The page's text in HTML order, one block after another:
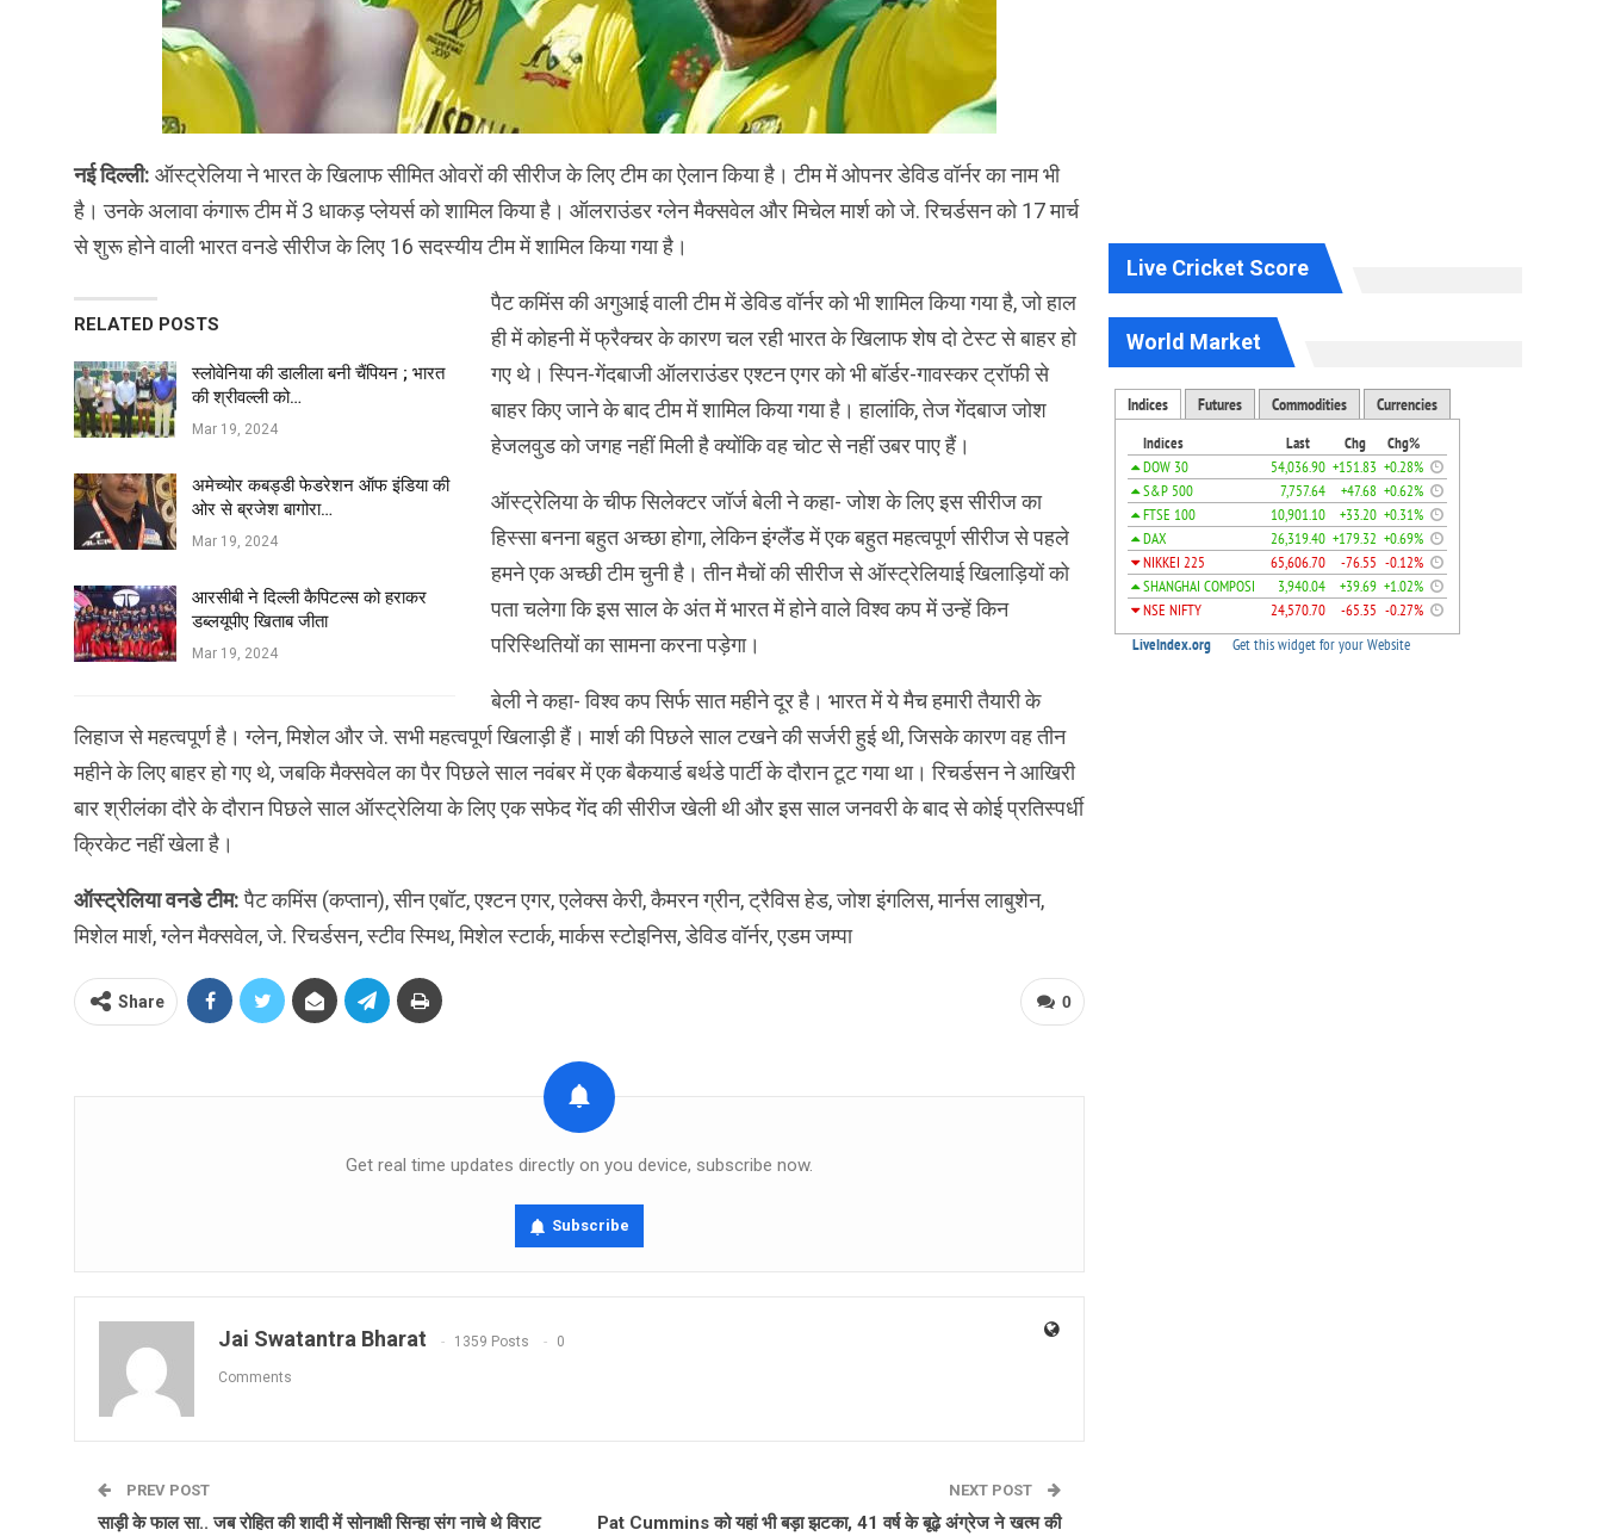
नई दिल्ली: ऑस्ट्रेलिया ने भारत के खिलाफ सीमित ओवरों की सीरीज के लिए टीम का ऐलान किया है। टीम में ओपनर डेविड वॉर्नर का नाम भी
है। उनके अलावा कंगारू टीम में 3 धाकड़ प्लेयर्स को शामिल किया है। ऑलराउंडर ग्लेन मैक्सवेल और मिचेल मार्श को जे. रिचर्डसन को 17 मार्च
से शुरू होने वाली भारत वनडे सीरीज के लिए 16 सदस्यीय टीम में शामिल किया गया है।
RELATED POSTS
स्लोवेनिया की डालीला बनी चैंपियन ; भारत
की श्रीवल्ली को…
Mar 19, 2024
अमेच्योर कबड्डी फेडरेशन ऑफ इंडिया की
ओर से ब्रजेश बागोरा…
Mar 19, 2024
आरसीबी ने दिल्ली कैपिटल्स को हराकर
डब्लयूपीए खिताब जीता
Mar 19, 2024
पैट कमिंस की अगुआई वाली टीम में डेविड वॉर्नर को भी शामिल किया गया है, जो हाल
ही में कोहनी में फ्रैक्चर के कारण चल रही भारत के खिलाफ शेष दो टेस्ट से बाहर हो
गए थे। स्पिन-गेंदबाजी ऑलराउंडर एश्टन एगर को भी बॉर्डर-गावस्कर ट्रॉफी से
बाहर किए जाने के बाद टीम में शामिल किया गया है। हालांकि, तेज गेंदबाज जोश
हेजलवुड को जगह नहीं मिली है क्योंकि वह चोट से नहीं उबर पाए हैं।
ऑस्ट्रेलिया के चीफ सिलेक्टर जॉर्ज बेली ने कहा- जोश के लिए इस सीरीज का
हिस्सा बनना बहुत अच्छा होगा, लेकिन इंग्लैंड में एक बहुत महत्वपूर्ण सीरीज से पहले
हमने एक अच्छी टीम चुनी है। तीन मैचों की सीरीज से ऑस्ट्रेलियाई खिलाड़ियों को
पता चलेगा कि इस साल के अंत में भारत में होने वाले विश्व कप में उन्हें किन
परिस्थितियों का सामना करना पड़ेगा।
बेली ने कहा- विश्व कप सिर्फ सात महीने दूर है। भारत में ये मैच हमारी तैयारी के
लिहाज से महत्वपूर्ण है। ग्लेन, मिशेल और जे. सभी महत्वपूर्ण खिलाड़ी हैं। मार्श की पिछले साल टखने की सर्जरी हुई थी, जिसके कारण वह तीन
महीने के लिए बाहर हो गए थे, जबकि मैक्सवेल का पैर पिछले साल नवंबर में एक बैकयार्ड बर्थडे पार्टी के दौरान टूट गया था। रिचर्डसन ने आखिरी
बार श्रीलंका दौरे के दौरान पिछले साल ऑस्ट्रेलिया के लिए एक सफेद गेंद की सीरीज खेली थी और इस साल जनवरी के बाद से कोई प्रतिस्पर्धी
क्रिकेट नहीं खेला है।
ऑस्ट्रेलिया वनडे टीम:पैट कमिंस (कप्तान), सीन एबॉट, एश्टन एगर, एलेक्स केरी, कैमरन ग्रीन, ट्रैविस हेड, जोश इंगलिस, मार्नस लाबुशेन,
मिशेल मार्श, ग्लेन मैक्सवेल, जे. रिचर्डसन, स्टीव स्मिथ, मिशेल स्टार्क, मार्कस स्टोइनिस, डेविड वॉर्नर, एडम जम्पा
0
Share
Get real time updates directly on you device, subscribe now.
Subscribe
Jai Swatantra Bharat 1359 Posts 0
Comments
PREV POST
साड़ी के फाल सा.. जब रोहित की शादी में सोनाक्षी सिन्हा संग नाचे थे विराट
NEXT POST
Pat Cummins को यहां भी बड़ा झटका, 41 वर्ष के बूढ़े अंग्रेज ने खत्म की
Live Cricket Score
World Market